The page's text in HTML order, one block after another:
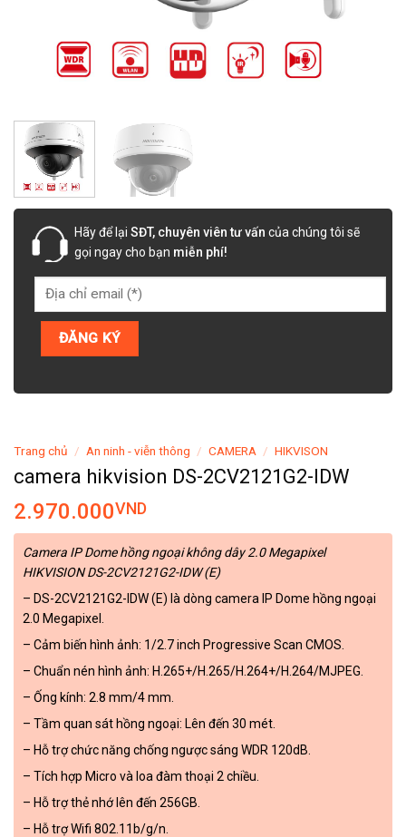
Hãy để lại SĐT, chuyên viên tư vấn của chúng tôi sẽ
gọi ngay cho bạn miễn phí!
Trang chủ / An ninh - viễn thông / CAMERA / HIKVISON
camera hikvision DS-2CV2121G2-IDW
2.970.000VND
Camera IP Dome hồng ngoại không dây 2.0 Megapixel
HIKVISION DS-2CV2121G2-IDW (E)
– DS-2CV2121G2-IDW (E) là dòng camera IP Dome hồng ngoại
2.0 Megapixel.
– Cảm biến hình ảnh: 1/2.7 inch Progressive Scan CMOS.
– Chuẩn nén hình ảnh: H.265+/H.265/H.264+/H.264/MJPEG.
– Ống kính: 2.8 mm/4 mm.
– Tầm quan sát hồng ngoại: Lên đến 30 mét.
– Hỗ trợ chức năng chống ngược sáng WDR 120dB.
– Tích hợp Micro và loa đàm thoại 2 chiều.
– Hỗ trợ thẻ nhớ lên đến 256GB.
– Hỗ trợ Wifi 802.11b/g/n.